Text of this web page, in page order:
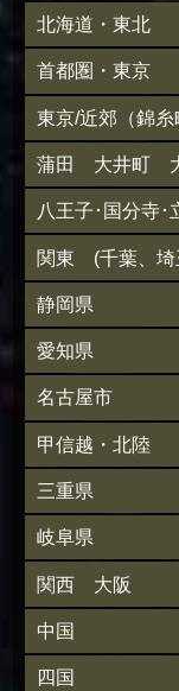
北海道・東北
首都圏・東京
東京/近郊（錦糸
蒲田 大井町
八王子･国分寺･
関東 (千葉、埼
静岡県
愛知県
名古屋市
甲信越・北陸
三重県
岐阜県
関西 大阪
中国
四国